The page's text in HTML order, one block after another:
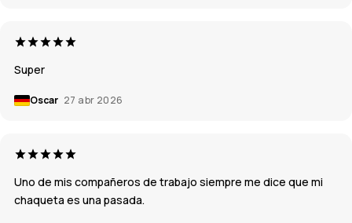
Super
Oscar 27 abr 2026
Uno de mis compañeros de trabajo siempre me dice que mi
chaqueta es una pasada.